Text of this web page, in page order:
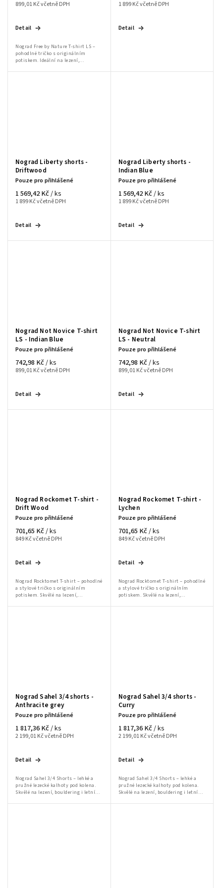
899,01 Kč včetně DPH
Detail
Nograd Free by Nature T-shirt LS –
pohodlné tričko s originálním
potiskem. Ideální na lezení,
1 899 Kč včetně DPH
Detail
Nograd Liberty shorts -
Driftwood
Pouze pro přihlášené
1 899 Kč včetně DPH
1 569,42 Kč/ ks
Detail
Nograd Liberty shorts -
Indian Blue
Pouze pro přihlášené
1 899 Kč včetně DPH
1 569,42 Kč/ ks
Detail
Nograd Not Novice T-shirt
LS - Indian Blue
Pouze pro přihlášené
899,01 Kč včetně DPH
742,98 Kč/ ks
Detail
Nograd Not Novice T-shirt
LS - Neutral
Pouze pro přihlášené
899,01 Kč včetně DPH
742,98 Kč/ ks
Detail
Nograd Rockomet T-shirt -
Drift Wood
Pouze pro přihlášené
849 Kč včetně DPH
701,65 Kč/ ks
Detail
Nograd Rocktomet T-shirt – pohodlné
a stylové tričko s originálním
potiskem. Skvělé na lezení,
Nograd Rockomet T-shirt -
Lychen
Pouze pro přihlášené
849 Kč včetně DPH
701,65 Kč/ ks
Detail
Nograd Rocktomet T-shirt – pohodlné
a stylové tričko s originálním
potiskem. Skvělé na lezení,
Nograd Sahel 3/4 shorts -
Anthracite grey
Pouze pro přihlášené
2 199,01 Kč včetně DPH
1 817,36 Kč/ ks
Detail
Nograd Sahel 3/4 Shorts – lehké a
pružné lezecké kalhoty pod kolena.
Skvělé na lezení, bouldering i letní
Nograd Sahel 3/4 shorts -
Curry
Pouze pro přihlášené
2 199,01 Kč včetně DPH
1 817,36 Kč/ ks
Detail
Nograd Sahel 3/4 Shorts – lehké a
pružné lezecké kalhoty pod kolena.
Skvělé na lezení, bouldering i letní